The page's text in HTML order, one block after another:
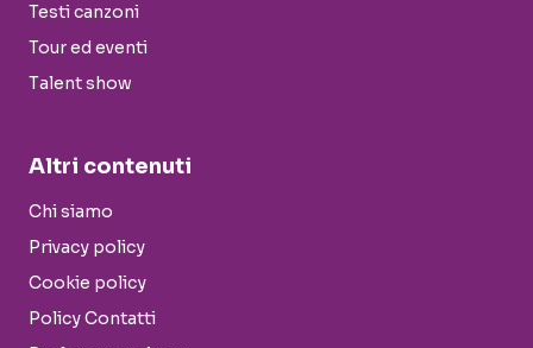
Testi canzoni
Tour ed eventi
Talent show
Altri contenuti
Chi siamo
Privacy policy
Cookie policy
Policy Contatti